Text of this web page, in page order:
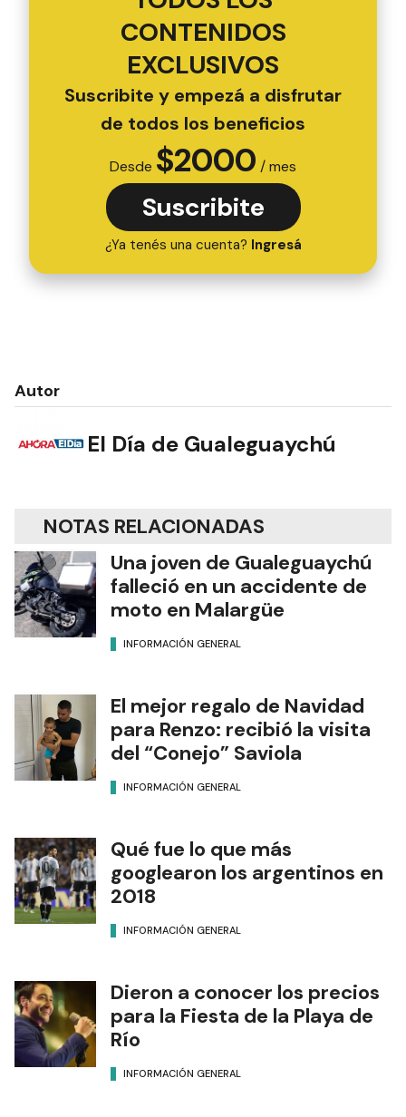
CONTENIDOS
EXCLUSIVOS
Suscribite y empezá a disfrutar
de todos los beneficios
Desde $2000 / mes
Suscribite
¿Ya tenés una cuenta? Ingresá
Autor
El Día de Gualeguaychú
NOTAS RELACIONADAS
Una joven de Gualeguaychú
falleció en un accidente de
moto en Malargüe
INFORMACIÓN GENERAL
El mejor regalo de Navidad
para Renzo: recibió la visita
del “Conejo” Saviola
INFORMACIÓN GENERAL
Qué fue lo que más
googlearon los argentinos en
2018
INFORMACIÓN GENERAL
Dieron a conocer los precios
para la Fiesta de la Playa de
Río
INFORMACIÓN GENERAL